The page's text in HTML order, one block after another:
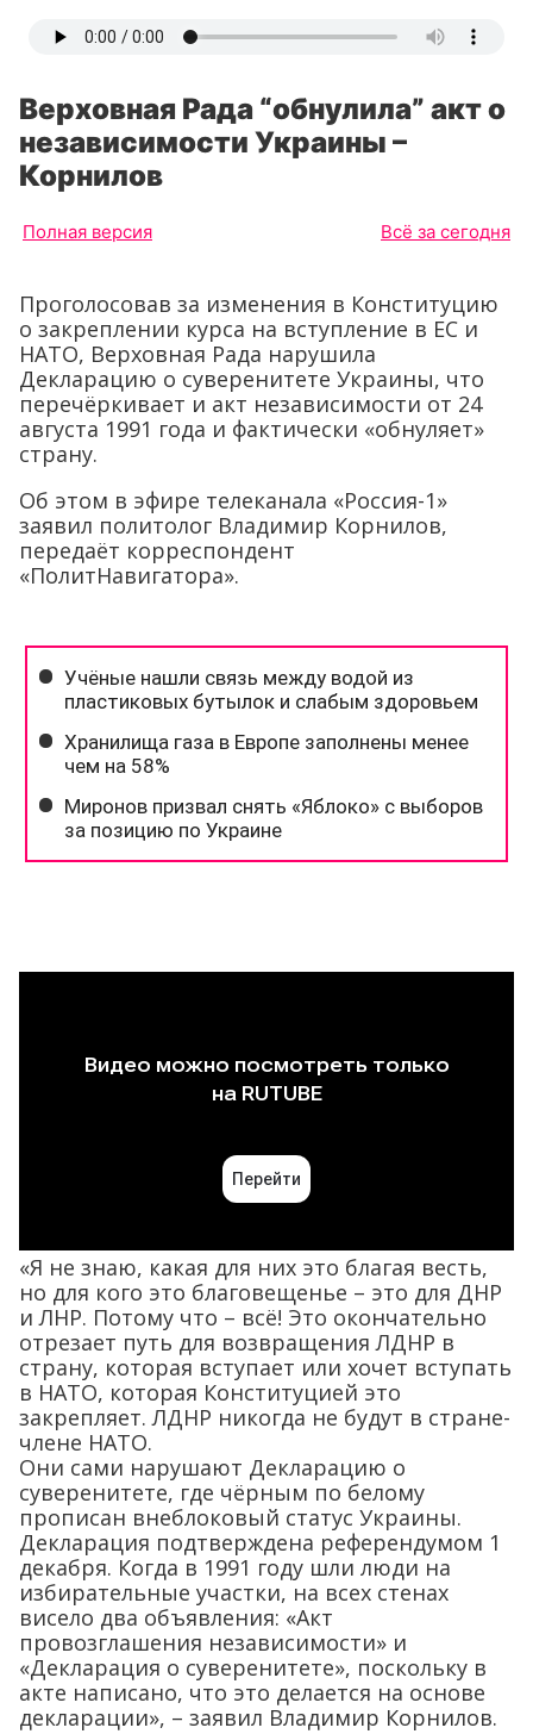
Верховная Рада “обнулила” акт о
независимости Украины –
Корнилов
Полная версия Всё за сегодня
Проголосовав за изменения в Конституцию
о закреплении курса на вступление в ЕС и
НАТО, Верховная Рада нарушила
Декларацию о суверенитете Украины, что
перечёркивает и акт независимости от 24
августа 1991 года и фактически «обнуляет»
страну.
Об этом в эфире телеканала «Россия-1»
заявил политолог Владимир Корнилов,
передаёт корреспондент
«ПолитНавигатора».
«Я не знаю, какая для них это благая весть,
но для кого это благовещенье – это для ДНР
и ЛНР. Потому что – всё! Это окончательно
отрезает путь для возвращения ЛДНР в
страну, которая вступает или хочет вступать
в НАТО, которая Конституцией это
закрепляет. ЛДНР никогда не будут в стране-
члене НАТО.
Они сами нарушают Декларацию о
суверенитете, где чёрным по белому
прописан внеблоковый статус Украины.
Декларация подтверждена референдумом 1
декабря. Когда в 1991 году шли люди на
избирательные участки, на всех стенах
висело два объявления: «Акт
провозглашения независимости» и
«Декларация о суверенитете», поскольку в
акте написано, что это делается на основе
декларации», – заявил Владимир Корнилов.